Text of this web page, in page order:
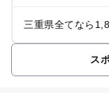
三重県全てなら
ス